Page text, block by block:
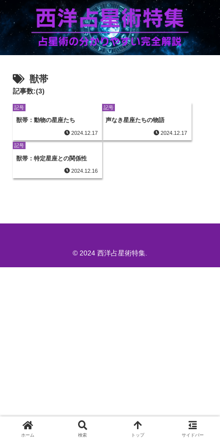
獣帯
記事数:(3)
記号
獣帯：動物の星座たち
2024.12.17
記号
声なき星座たちの物語
2024.12.17
記号
獣帯：特定星座との関係性
2024.12.16
© 2024 西洋占星術特集.
ホーム 検索 トップ サイドバー